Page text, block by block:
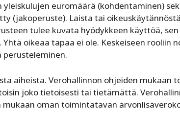
euromäärä (kohdentaminen)
(jakoperuste). Laista tai
tulee kuvata hyödykkeen käyttöä,
oikeaa tapaa ei ole. Keskeiseen rooliin
perusteleminen.
aiheista. Verohallinnon ohjeiden mukaan
joko tietoisesti tai tietämättä.
oman toimintatavan